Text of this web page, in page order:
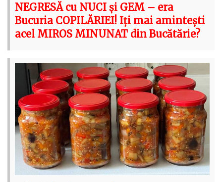
NEGRESĂ cu NUCI și GEM – era
Bucuria COPILĂRIEI! Iți mai amintești
acel MIROS MINUNAT din Bucătărie?